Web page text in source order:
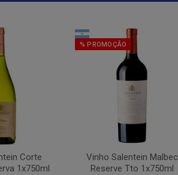
Corte
1x750ml
% PROMOÇÃO
Vinho Salentein Malbec
Reserve Tto 1x750ml